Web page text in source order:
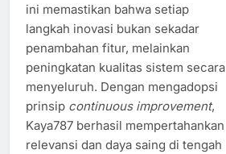
ini memastikan bahwa setiap
langkah inovasi bukan sekadar
penambahan fitur, melainkan
peningkatan kualitas sistem secara
menyeluruh. Dengan mengadopsi
prinsip continuous improvement,
Kaya787 berhasil mempertahankan
relevansi dan daya saing di tengah